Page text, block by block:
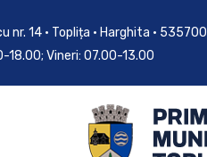
nr. 14 • Toplița • Harghita • 535700
18.00; Vineri: 07.00-13.00